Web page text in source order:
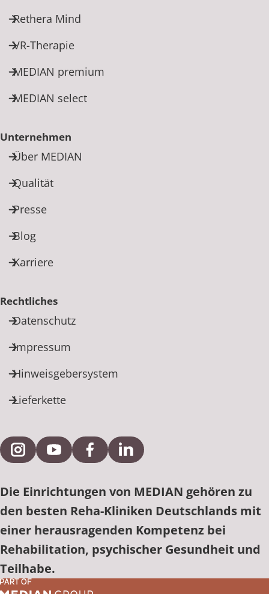
Rethera Mind
VR-Therapie
MEDIAN premium
MEDIAN select
Unternehmen
Über MEDIAN
Qualität
Presse
Blog
Karriere
Rechtliches
Datenschutz
Impressum
Hinweisgebersystem
Lieferkette
Externe Verlinkung zu Instagram
Externe Verlinkung zu YouTube
Externe Verlinkung zu Facebook
Externe Verlinkung zu
Die Einrichtungen von MEDIAN gehören zu
den besten Reha-Kliniken Deutschlands mit
einer herausragenden Kompetenz bei
Rehabilitation, psychischer Gesundheit und
Teilhabe.